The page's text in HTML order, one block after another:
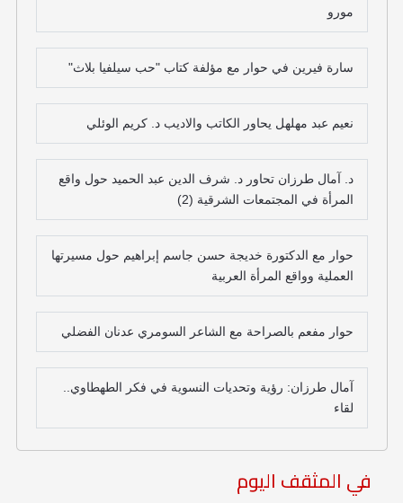
مورو
سارة فيرين في حوار مع مؤلفة كتاب "حب سيلفيا بلاث"
نعيم عبد مهلهل يحاور الكاتب والاديب د. كريم الوئلي
د. آمال طرزان تحاور د. شرف الدين عبد الحميد حول واقع
المرأة في المجتمعات الشرقية (2)
حوار مع الدكتورة خديجة حسن جاسم إبراهيم حول مسيرتها
العملية وواقع المرأة العربية
حوار مفعم بالصراحة مع الشاعر السومري عدنان الفضلي
آمال طرزان: رؤية وتحديات النسوية في فكر الطهطاوي..
لقاء
في المثقف اليوم